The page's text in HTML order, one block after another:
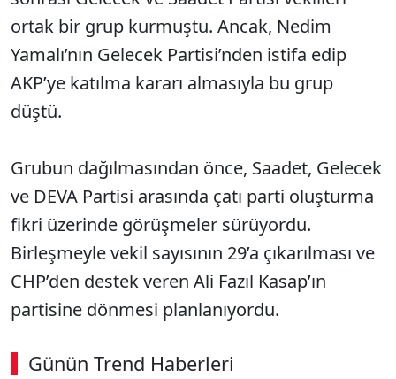
ortak bir grup kurmuştu. Ancak, Nedim
Yamalı’nın Gelecek Partisi’nden istifa edip
AKP’ye katılma kararı almasıyla bu grup
düştü.
Grubun dağılmasından önce, Saadet, Gelecek
ve DEVA Partisi arasında çatı parti oluşturma
fikri üzerinde görüşmeler sürüyordu.
Birleşmeyle vekil sayısının 29’a çıkarılması ve
CHP’den destek veren Ali Fazıl Kasap’ın
partisine dönmesi planlanıyordu.
Günün Trend Haberleri